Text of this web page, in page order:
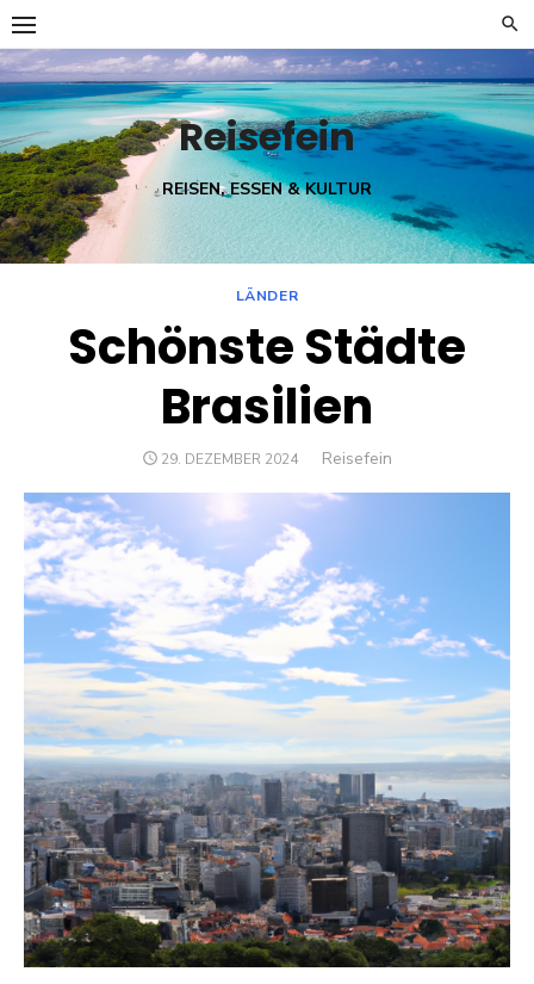
Skip
to
content
Reisefein
REISEN, ESSEN & KULTUR
LÄNDER
Schönste Städte
Brasilien
POSTED
29. DEZEMBER 2024 Author
Reisefein